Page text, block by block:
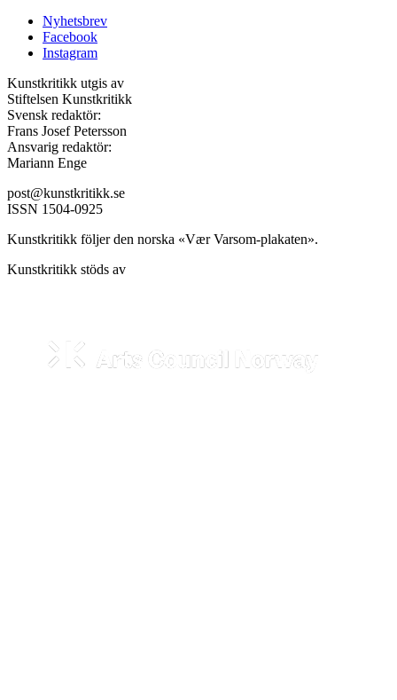
Nyhetsbrev
Facebook
Instagram
Kunstkritikk utgis av
Stiftelsen Kunstkritikk
Svensk redaktör:
Frans Josef Petersson
Ansvarig redaktör:
Mariann Enge
post@kunstkritikk.se
ISSN 1504-0925
Kunstkritikk följer den norska «Vær Varsom-plakaten».
Kunstkritikk stöds av